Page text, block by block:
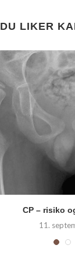
DU LIKER
CP – risiko
11.